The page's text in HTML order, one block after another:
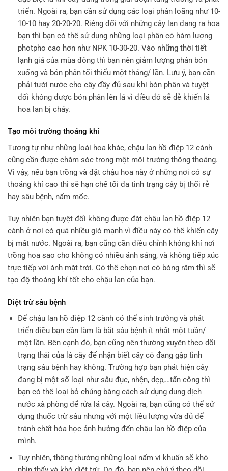
triển. Ngoài ra, bạn cần sử dụng các loại phân loãng như 10-
10-10 hay 20-20-20. Riêng đối với những cây lan đang ra hoa
bạn thì bạn có thể sử dụng những loại phân có hàm lượng
photpho cao hơn như NPK 10-30-20. Vào những thời tiết
lạnh giá của mùa đông thì bạn nên giảm lượng phân bón
xuống và bón phân tối thiểu một tháng/ lần. Lưu ý, bạn cần
phải tưới nước cho cây đầy đủ sau khi bón phân và tuyệt
đối không được bón phân lên lá vì điều đó sẽ dễ khiến lá
hoa lan bị cháy.
Tạo môi trường thoáng khí
Tương tự như những loài hoa khác, chậu lan hồ điệp 12 cành
cũng cần được chăm sóc trong một môi trường thông thoáng.
Vì vậy, nếu bạn trồng và đặt chậu hoa này ở những nơi có sự
thoáng khí cao thì sẽ hạn chế tối đa tình trạng cây bị thối rễ
hay sâu bệnh, nấm mốc.
Tuy nhiên bạn tuyệt đối không được đặt chậu lan hồ điệp 12
cành ở nơi có quá nhiều gió mạnh vì điều này có thể khiến cây
bị mất nước. Ngoài ra, bạn cũng cần điều chỉnh không khí nơi
trồng hoa sao cho không có nhiều ánh sáng, và không tiếp xúc
trực tiếp với ánh mặt trời. Có thể chọn nơi có bóng râm thì sẽ
tạo độ thoáng khí tốt cho chậu lan của bạn.
Diệt trừ sâu bệnh
Để chậu lan hồ điệp 12 cành có thể sinh trưởng và phát
triển điều bạn cần làm là bắt sâu bệnh ít nhất một tuần/
một lần. Bên cạnh đó, bạn cũng nên thường xuyên theo dõi
trạng thái của lá cây để nhận biết cây có đang gặp tình
trạng sâu bệnh hay không. Trường hợp bạn phát hiện cây
đang bị một số loại như sâu đục, nhện, dẹp,…tấn công thì
bạn có thể loại bỏ chúng bằng cách sử dụng dung dịch
nước xà phòng để rửa lá cây. Ngoài ra, bạn cũng có thể sử
dụng thuốc trừ sâu nhưng với một liều lượng vừa đủ để
tránh chất hóa học ảnh hưởng đến chậu lan hồ điệp của
mình.
Tuy nhiên, thông thường những loại nấm vi khuẩn sẽ khó